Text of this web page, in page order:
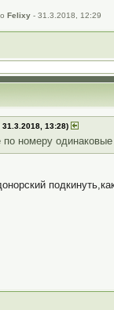
Felixy- 31.3.2018, 12:29
13:28)
номеру